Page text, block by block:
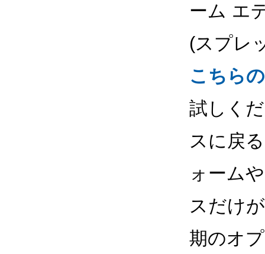
ーム エ
(スプレ
こちら
試しく
スに戻
ォーム
スだけ
期のオ